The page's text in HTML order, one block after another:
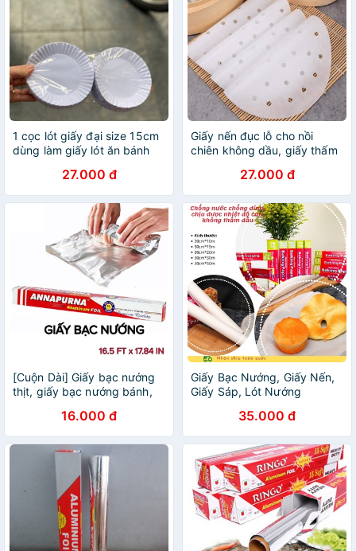
1 cọc lót giấy đại size 15cm
dùng làm giấy lót ăn bánh
27.000 đ
Giấy nến đục lỗ cho nồi
chiên không dầu, giấy thấm
27.000 đ
[Cuộn Dài] Giấy bạc nướng
thịt, giấy bạc nướng bánh,
nhôm UNNAPARNA
16.000 đ
Giấy Bạc Nướng, Giấy Nến,
Giấy Sáp, Lót Nướng
Chống Dính Không Thấm
Dầu
35.000 đ